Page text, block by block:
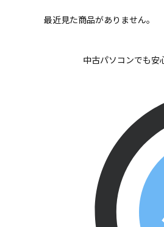
最近見た商品がありません。
中古パソコンでも安